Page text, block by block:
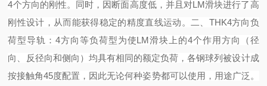
4个方向的刚性。同时，因断面高度低，并且对LM滑块进行了高
刚性设计，从而能获得稳定的精度直线运动。
二、 THK4方向负
荷型导轨：4方向等负荷型为使LM滑块上的4个作用方向（径
向、反径向和侧向）均具有相同的额定负荷，各钢球列被设计成
按接触角45度配置，因此无论何种姿势都可以使用，用途广泛。